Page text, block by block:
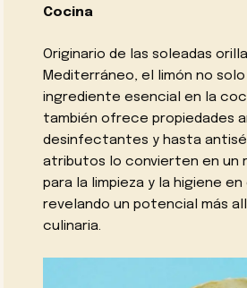
Cocina
Originario de las soleadas
Mediterráneo, el limón no solo
ingrediente esencial en la
también ofrece propiedades
desinfectantes y hasta
atributos lo convierten en un
para la limpieza y la higiene en
revelando un potencial más
culinaria.